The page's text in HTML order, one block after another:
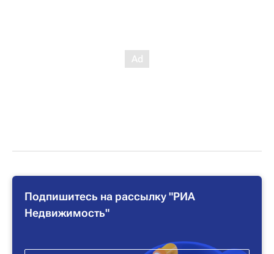
Подпишитесь на рассылку "РИА
Недвижимость"